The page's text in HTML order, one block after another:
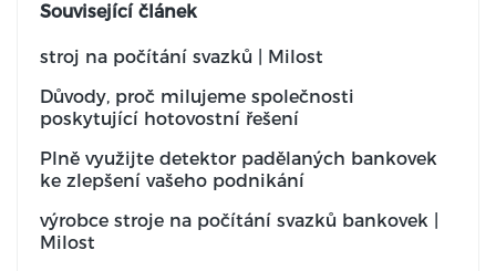
Související článek
stroj na počítání svazků | Milost
Důvody, proč milujeme společnosti
poskytující hotovostní řešení
Plně využijte detektor padělaných bankovek
ke zlepšení vašeho podnikání
výrobce stroje na počítání svazků bankovek |
Milost